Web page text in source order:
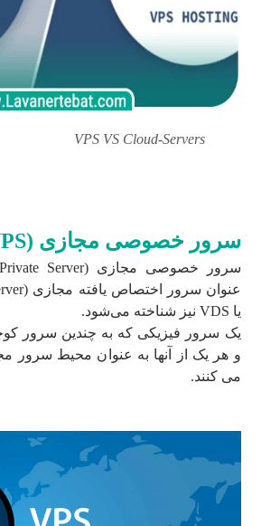
VPS VS Cloud-Servers
سرور خصوصی مجازی (VPS)
یا VDS نیز شناخته می‌شود.
یک سرور فیزیکی که به چندین سرور
و هر یک از آنها به عنوان محیط
می کنند.